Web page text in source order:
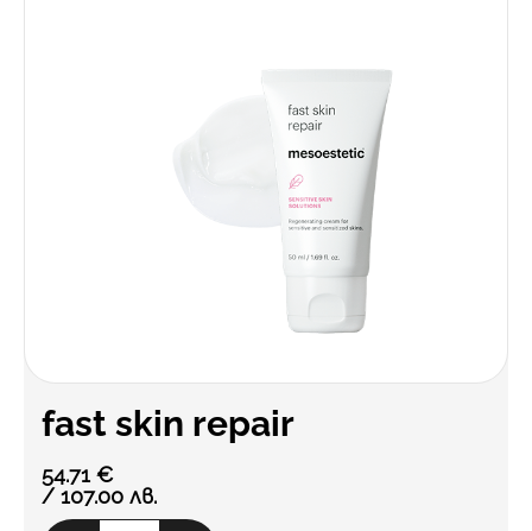
fast skin repair
54.71 €
/ 107.00 лв.